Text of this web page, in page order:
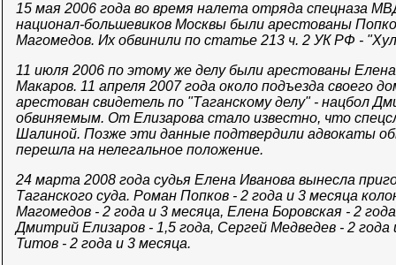
15 мая 2006 года во время налета отряда спецназа
национал-большевиков Москвы были арестованы
Магомедов. Их обвинили по статье 213 ч. 2 УК РФ -
11 июля 2006 по этому же делу были арестованы
Макаров. 11 апреля 2007 года около подъезда своего
арестован свидетель по "Таганскому делу" - нацбол
обвиняемым. От Елизарова стало известно, что
Шалиной. Позже эти данные подтвердили адвокаты
перешла на нелегальное положение.
24 марта 2008 года судья Елена Иванова вынесла
Таганского суда. Роман Попков - 2 года и 3 месяца
Магомедов - 2 года и 3 месяца, Елена Боровская - 2
Дмитрий Елизаров - 1,5 года, Сергей Медведев - 2
Титов - 2 года и 3 месяца.